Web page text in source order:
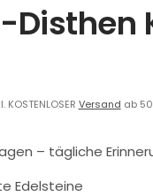
Disthen
KOSTENLOSER Versand ab
– tägliche
Edelsteine